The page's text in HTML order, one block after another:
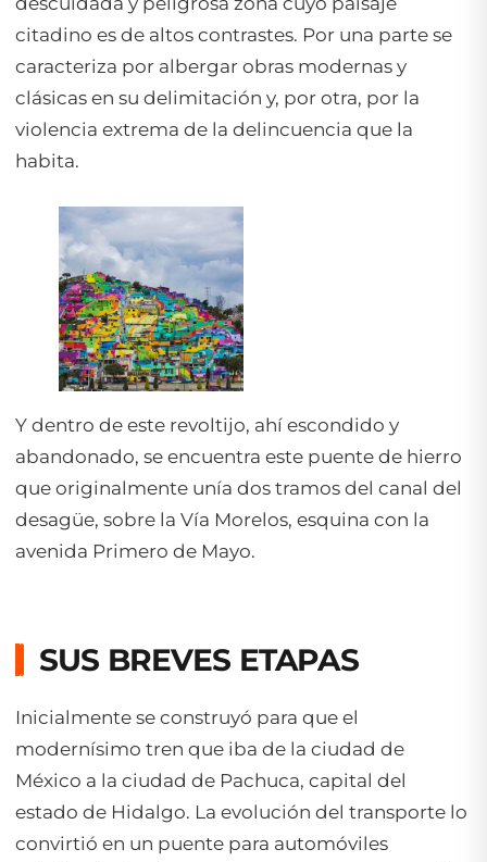
citadino es de altos contrastes. Por una parte se
caracteriza por albergar obras modernas y
clásicas en su delimitación y, por otra, por la
violencia extrema de la delincuencia que la
habita.
Y dentro de este revoltijo, ahí escondido y
abandonado, se encuentra este puente de hierro
que originalmente unía dos tramos del canal del
desagüe, sobre la Vía Morelos, esquina con la
avenida Primero de Mayo.
SUS BREVES ETAPAS
Inicialmente se construyó para que el
modernísimo tren que iba de la ciudad de
México a la ciudad de Pachuca, capital del
estado de Hidalgo. La evolución del transporte lo
convirtió en un puente para automóviles